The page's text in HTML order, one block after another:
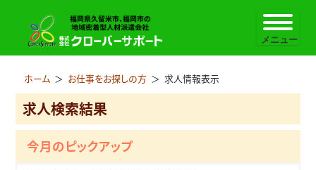
ホーム ＞ お仕事をお探しの方 ＞ 求人情報表示
求人検索結果
今月のピックアップ